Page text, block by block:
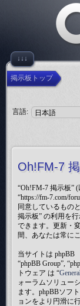
↓↓↓
掲示板トップ
言語:
Oh!FM-7
“Oh!FM-7 掲示板”
“https://fm-7.com/
同意しているもの
掲示板” の利用を
できます。更新・
間、あなたは常に
当サイトは phpBB
“phpBB Group”,
トウェア は “
ォーラムソリュー
ます。phpBBソフ
ョンをより円滑に